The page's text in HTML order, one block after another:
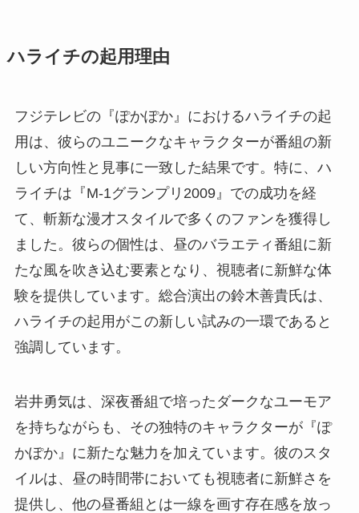
ハライチの起用理由
フジテレビの『ぽかぽか』におけるハライチの起
用は、彼らのユニークなキャラクターが番組の新
しい方向性と見事に一致した結果です。特に、ハ
ライチは『M-1グランプリ2009』での成功を経
て、斬新な漫才スタイルで多くのファンを獲得し
ました。彼らの個性は、昼のバラエティ番組に新
たな風を吹き込む要素となり、視聴者に新鮮な体
験を提供しています。総合演出の鈴木善貴氏は、
ハライチの起用がこの新しい試みの一環であると
強調しています。
岩井勇気は、深夜番組で培ったダークなユーモア
を持ちながらも、その独特のキャラクターが『ぽ
かぽか』に新たな魅力を加えています。彼のスタ
イルは、昼の時間帯においても視聴者に新鮮さを
提供し、他の昼番組とは一線を画す存在感を放っ